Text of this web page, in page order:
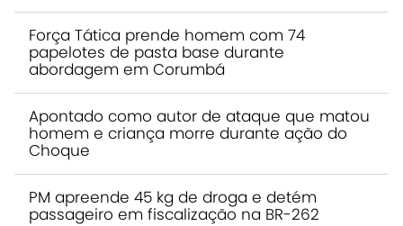
Força Tática prende homem com 74
papelotes de pasta base durante
abordagem em Corumbá
Apontado como autor de ataque que matou
homem e criança morre durante ação do
Choque
PM apreende 45 kg de droga e detém
passageiro em fiscalização na BR-262